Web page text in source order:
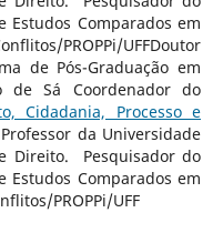
Estudos Comparados em
PROPPi/UFFDoutor
de Pós-Graduação em
de Sá Coordenador do
Cidadania, Processo e
Professor da Universidade
Direito. Pesquisador do
Estudos Comparados em
PROPPi/UFF